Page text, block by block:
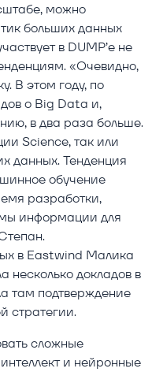
можно
больших данных
в DUMP’е не
«Очевидно,
В этом году, по
о Big Data и,
в два раза больше.
Science, так или
данных. Тенденция
обучение
разработки,
информации для
в Eastwind Малика
несколько докладов в
там подтверждение
стратегии.
сложные
и нейронные